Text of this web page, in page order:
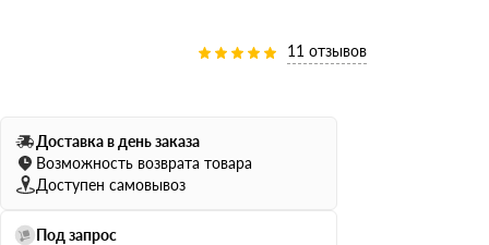
Ультратонкий
75 мм
100 мм
11 отзывов
Доставка в день заказа
Возможность возврата товара
Доступен самовывоз
Под запрос